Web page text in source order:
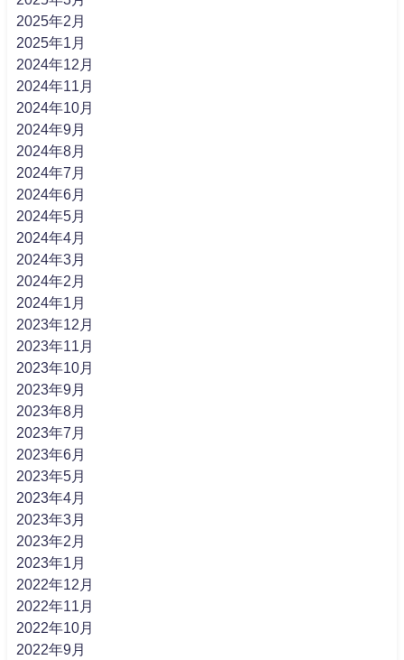
2025年2月
2025年1月
2024年12月
2024年11月
2024年10月
2024年9月
2024年8月
2024年7月
2024年6月
2024年5月
2024年4月
2024年3月
2024年2月
2024年1月
2023年12月
2023年11月
2023年10月
2023年9月
2023年8月
2023年7月
2023年6月
2023年5月
2023年4月
2023年3月
2023年2月
2023年1月
2022年12月
2022年11月
2022年10月
2022年9月